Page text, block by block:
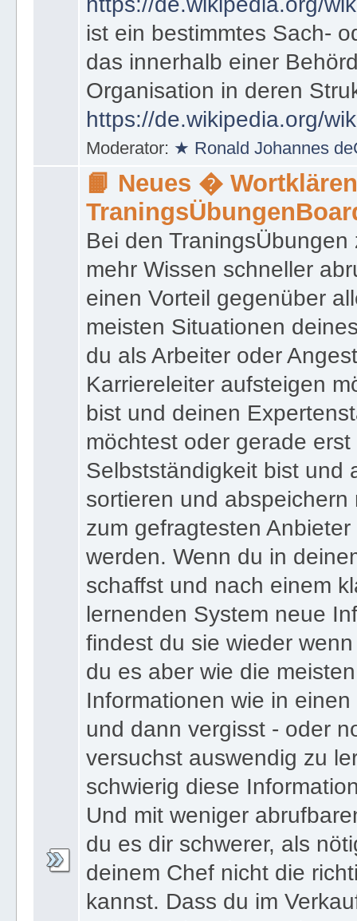
ist ein bestimmtes Sach-
das innerhalb einer
Organisation in deren
https://de.wikipedia.org/
Moderator: ★ Ronald Johannes
📙 Neues �
Bei den
mehr Wissen schneller
einen Vorteil gegenüber
meisten Situationen
du als Arbeiter oder
Karriereleiter aufsteigen
bist und deinen
möchtest oder gerade
Selbstständigkeit bist und
sortieren und
zum gefragtesten
werden. Wenn du in
schaffst und nach einem
lernenden System neue
findest du sie wieder
du es aber wie die
Informationen wie in
und dann vergisst - oder
versuchst auswendig zu
schwierig diese
Und mit weniger
du es dir schwerer, als
deinem Chef nicht die
kannst. Dass du im